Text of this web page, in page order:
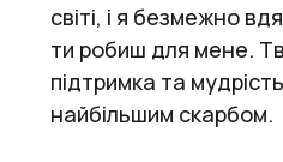
світі, і я безмежно
ти робиш для мене.
підтримка та
найбільшим скарбом.